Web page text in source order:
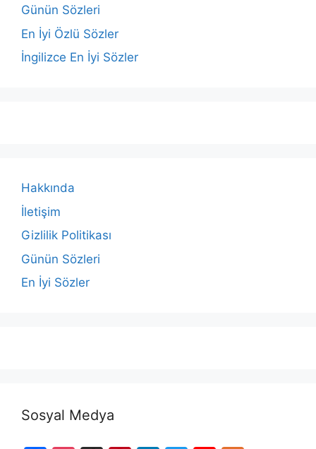
Günün Sözleri
En İyi Özlü Sözler
İngilizce En İyi Sözler
Hakkında
İletişim
Gizlilik Politikası
Günün Sözleri
En İyi Sözler
Sosyal Medya